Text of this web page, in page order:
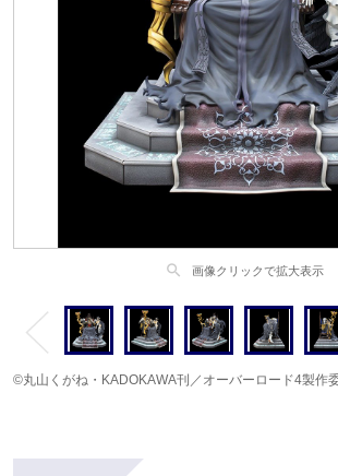
search 画像クリックで拡大表示
©丸山くがね・KADOKAWA刊／オーバーロード4製作